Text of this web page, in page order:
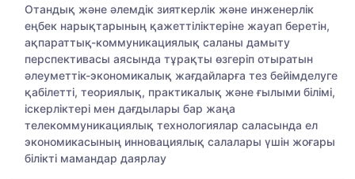
Отандық және әлемдік зияткерлік және инженерлік
еңбек нарықтарының қажеттіліктеріне жауап беретін,
ақпараттық-коммуникациялық саланы дамыту
перспективасы аясында тұрақты өзгеріп отыратын
әлеуметтік-экономикалық жағдайларға тез бейімделуге
қабілетті, теориялық, практикалық және ғылыми білімі,
іскерліктері мен дағдылары бар жаңа
телекоммуникациялық технологиялар саласында ел
экономикасының инновациялық салалары үшін жоғары
білікті мамандар даярлау